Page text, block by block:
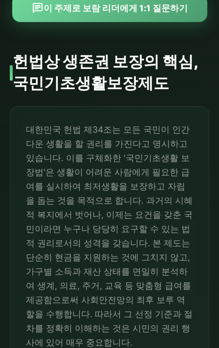
chat이 주제로 보람 리더에게 1:1 질문하기
헌법상 생존권 보장의 핵심,
국민기초생활보장제도
대한민국 헌법 제34조는 모든 국민이 인간
다운 생활을 할 권리를 가진다고 명시하고
있습니다. 이를 구체화한 '국민기초생활 보
장법'은 생활이 어려운 사람에게 필요한 급
여를 실시하여 최저생활을 보장하고 자립
을 돕는 것을 목적으로 합니다. 과거의 시혜
적 복지에서 벗어나, 이제는 요건을 갖춘 국
민이라면 누구나 당당히 요구할 수 있는 법
적 권리로서의 성격을 갖습니다. 본 제도는
단순히 현금을 지원하는 것에 그치지 않고,
가구별 소득과 재산 상태를 면밀히 분석하
여 생계, 의료, 주거, 교육 등 맞춤형 급여를
제공함으로써 사회안전망의 최후 보루 역
할을 수행합니다. 따라서 그 선정 기준과 절
차를 정확히 이해하는 것은 시민의 권리 행
사에 있어 매우 중요합니다.